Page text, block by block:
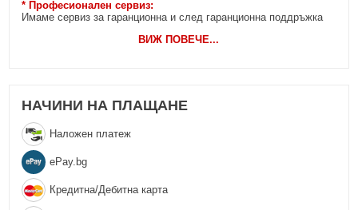
* Професионален сервиз:
Имаме сервиз за гаранционна и след гаранционна поддръжка
ВИЖ ПОВЕЧЕ...
НАЧИНИ НА ПЛАЩАНЕ
Наложен платеж
еPay.bg
Кредитна/Дебитна карта